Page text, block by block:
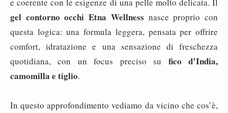
gel contorno occhi Etna Wellness nasce proprio con
questa logica: una formula leggera, pensata per offrire
comfort, idratazione e una sensazione di freschezza
quotidiana, con un focus preciso su fico d’India,
camomilla e tiglio.
In questo approfondimento vediamo da vicino che cos’è,